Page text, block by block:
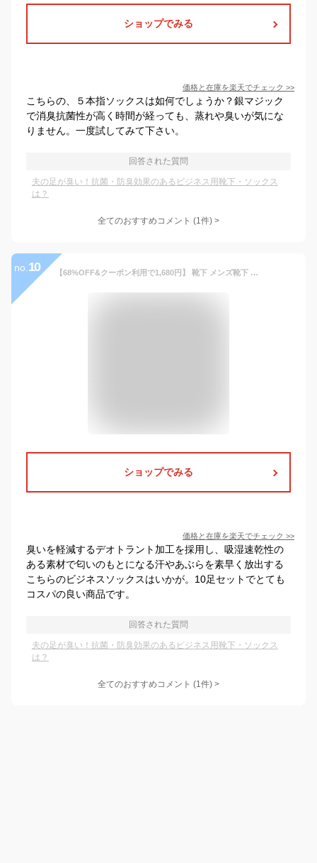
ショップでみる
価格と在庫を楽天でチェック >>
こちらの、５本指ソックスは如何でしょうか？銀マジック
で消臭抗菌性が高く時間が経っても、蒸れや臭いが気にな
りません。一度試してみて下さい。
回答された質問
夫の足が臭い！抗菌・防臭効果のあるビジネス用靴下・ソックス
は？
全てのおすすめコメント (1件) >
no. 10 【68%OFF&クーポン利用で1,680円】 靴下 メンズ靴下 ソックス メンズ ビジネスソックス 紳士ソックス 黒 抗菌防臭 抗菌 防臭 消臭 吸汗性 吸湿 無地 シンプル LAZARA リブ編み メンズソックス ビジネス靴下 人気 オススメプレゼント 送料無料 10足 セット 24-28cm
ショップでみる
価格と在庫を楽天でチェック >>
臭いを軽減するデオトラント加工を採用し、吸湿速乾性の
ある素材で匂いのもとになる汗やあぶらを素早く放出する
こちらのビジネスソックスはいかが。10足セットでとても
コスパの良い商品です。
回答された質問
夫の足が臭い！抗菌・防臭効果のあるビジネス用靴下・ソックス
は？
全てのおすすめコメント (1件) >